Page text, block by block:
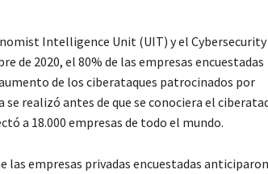
Intelligence Unit (UIT) y el Cybersecurity
de 2020, el 80% de las empresas encuestadas
de los ciberataques patrocinados por
se realizó antes de que se conociera el
a 18.000 empresas de todo el mundo.
las empresas privadas encuestadas